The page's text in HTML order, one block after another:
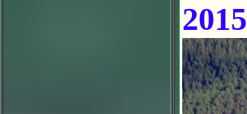
2015